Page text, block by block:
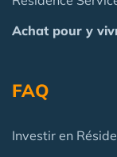
Achat pour y
FAQ
Investir en